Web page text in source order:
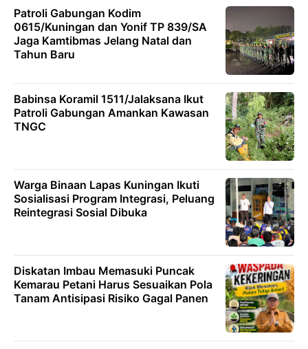
Patroli Gabungan Kodim
0615/Kuningan dan Yonif TP 839/SA
Jaga Kamtibmas Jelang Natal dan
Tahun Baru
Babinsa Koramil 1511/Jalaksana Ikut
Patroli Gabungan Amankan Kawasan
TNGC
Warga Binaan Lapas Kuningan Ikuti
Sosialisasi Program Integrasi, Peluang
Reintegrasi Sosial Dibuka
Diskatan Imbau Memasuki Puncak
Kemarau Petani Harus Sesuaikan Pola
Tanam Antisipasi Risiko Gagal Panen